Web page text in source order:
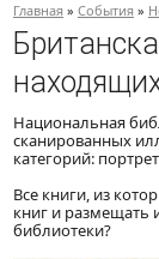
Главная » События »
Национальная
сканированных
категорий:
Все книги, из
книг и размещать
библиотеки?